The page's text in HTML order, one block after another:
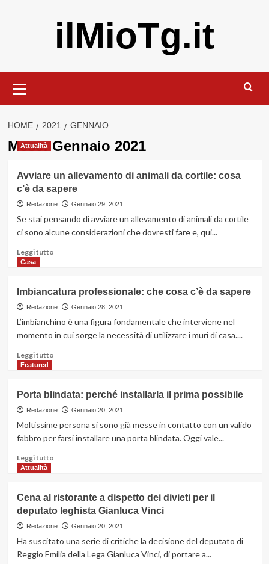
ilMioTg.it
principale
HOME 2021 GENNAIO
Mese:Gennaio 2021
Attualità
Avviare un allevamento di animali da cortile: cosa
c’è da sapere
Redazione Gennaio 29, 2021
Se stai pensando di avviare un allevamento di animali da cortile
ci sono alcune considerazioni che dovresti fare e, qui...
Leggi tuttoLeggi
Avviare
un
allevamento
di
da
da
sapere
Casa
Imbiancatura professionale: che cosa c’è da sapere
Redazione Gennaio 28, 2021
L’imbianchino è una figura fondamentale che interviene nel
momento in cui sorge la necessità di utilizzare i muri di casa....
Leggi tuttoLeggi
Imbiancatura
professionale:
che
cosa
da
Featured
Porta blindata: perché installarla il prima possibile
Redazione Gennaio 20, 2021
Moltissime persona si sono già messe in contatto con un valido
fabbro per farsi installare una porta blindata. Oggi vale...
Leggi tuttoLeggi
Porta
blindata:
perché
prima
Attualità
Cena al ristorante a dispetto dei divieti per il
deputato leghista Gianluca Vinci
Redazione Gennaio 20, 2021
Ha suscitato una serie di critiche la decisione del deputato di
Reggio Emilia della Lega Gianluca Vinci, di portare a...